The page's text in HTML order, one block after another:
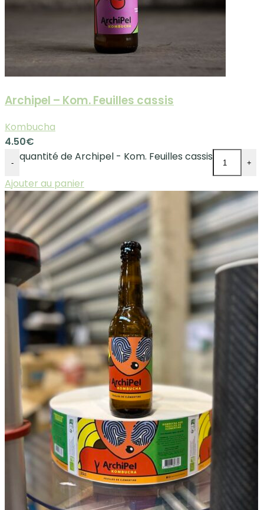
Archipel – Kom. Feuilles cassis
Kombucha
4.50€
- quantité de Archipel - Kom. Feuilles cassis +
Ajouter au panier